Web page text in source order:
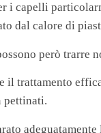
i capelli
dal calore di
però
il trattamento
pettinati.